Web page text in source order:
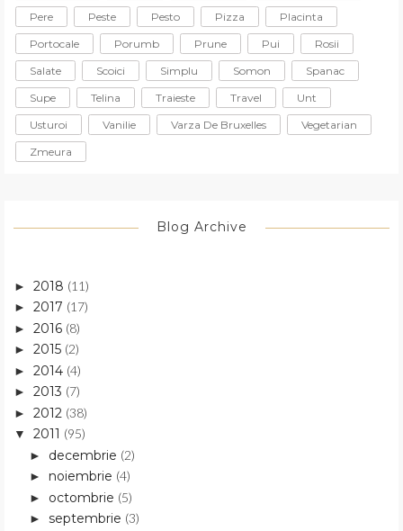
Pere
Peste Pesto Pizza
Placinta
Portocale
Porumb Prune Pui
Rosii
Salate
Scoici Simplu Somon
Spanac
Supe
Telina Traieste Travel
Unt
Usturoi
Vanilie Varza De Bruxelles
Vegetarian
Zmeura
Blog Archive
► 2018 (11)
► 2017 (17)
► 2016 (8)
► 2015 (2)
► 2014 (4)
► 2013 (7)
► 2012 (38)
▼ 2011 (95)
► decembrie (2)
► noiembrie (4)
► octombrie (5)
► septembrie (3)